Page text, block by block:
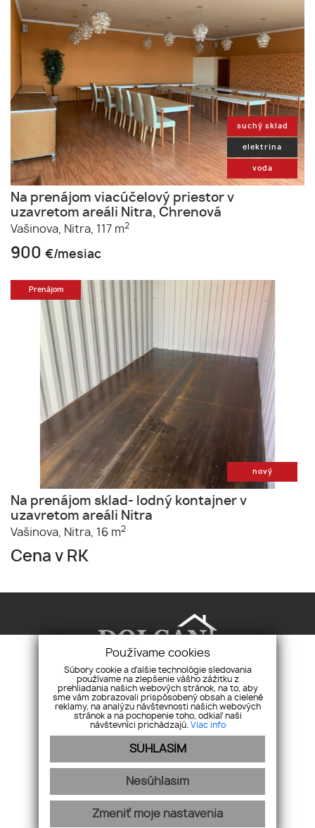
suchý sklad
elektrina
voda
Na prenájom viacúčelový priestor v
uzavretom areáli Nitra, Chrenová
Vašinova, Nitra, 117 m2
900 €/mesiac
Prenájom
nový
Na prenájom sklad- lodný kontajner v
uzavretom areáli Nitra
Vašinova, Nitra, 16 m2
Cena v RK
Realitná agentúra Dolcan, s.r.o.
Pri synagóge
2, 94901 Nitra
+421 911 469 959
info@realitydolcan.sk
Pravidlá používania Pravidlá cookies
Nehnuteľnosti
Ochrana osobných údajov
webex.digital- REALVIA.sk
Používame cookies
Súbory cookie a ďalšie technológie sledovania
používame na zlepšenie vášho zážitku z
prehliadania našich webových stránok, na to, aby
sme vám zobrazovali prispôsobený obsah a cielené
reklamy, na analýzu návštevnosti našich webových
stránok a na pochopenie toho, odkiaľ naši
návštevníci prichádzajú. Viac info
SÚHLASÍM
Nesúhlasím
Zmeniť moje nastavenia